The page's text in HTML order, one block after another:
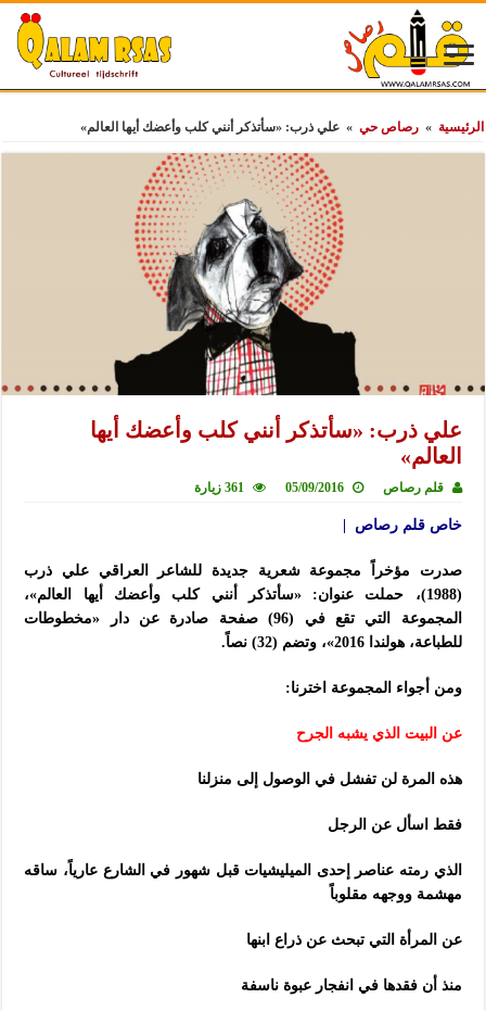
الرئيسية » رصاص حي » علي ذرب: «سأتذكر أنني كلب وأعضك أيها العالم»
علي ذرب: «سأتذكر أنني كلب وأعضك أيها
العالم»
قلم رصاص 05/09/2016 361 زيارة
خاص قلم رصاص |
صدرت مؤخراً مجموعة شعرية جديدة للشاعر العراقي علي ذرب
(1988)، حملت عنوان: «سأتذكر أنني كلب وأعضك أيها العالم»،
المجموعة التي تقع في (96) صفحة صادرة عن دار «مخطوطات
للطباعة، هولندا 2016»، وتضم (32) نصاً.
ومن أجواء المجموعة اخترنا:
عن البيت الذي يشبه الجرح
هذه المرة لن تفشل في الوصول إلى منزلنا
فقط اسأل عن الرجل
الذي رمته عناصر إحدى الميليشيات قبل شهور في الشارع عارياً، ساقه
مهشمة ووجهه مقلوباً
عن المرأة التي تبحث عن ذراع ابنها
منذ أن فقدها في انفجار عبوة ناسفة